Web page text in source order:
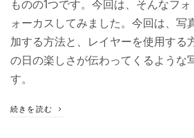
ものの1つです。今回は、そんなフ
ォーカスしてみました。今回は、写
加する方法と、レイヤーを使用する
の日の楽しさが伝わってくるような
す。
続きを読む